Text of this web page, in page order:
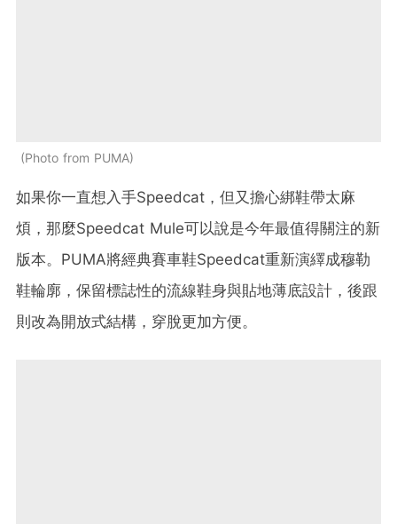
Photo from PUMA
如果你一直想入手Speedcat，但又擔心綁鞋帶太麻
煩，那麼Speedcat Mule可以說是今年最值得關注的新
版本。PUMA將經典賽車鞋Speedcat重新演繹成穆勒
鞋輪廓，保留標誌性的流線鞋身與貼地薄底設計，後跟
則改為開放式結構，穿脫更加方便。